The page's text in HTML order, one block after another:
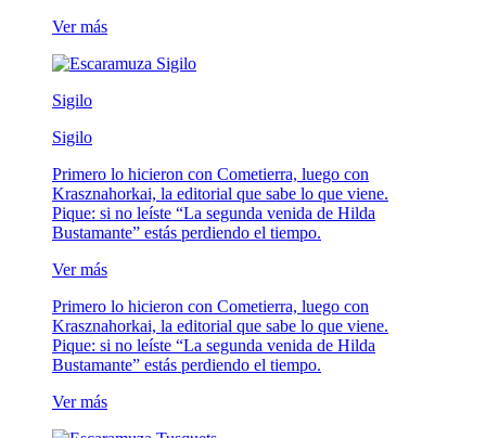
Ver más
Sigilo
Sigilo
Primero lo hicieron con Cometierra, luego con
Krasznahorkai, la editorial que sabe lo que viene.
Pique: si no leíste “La segunda venida de Hilda
Bustamante” estás perdiendo el tiempo.
Ver más
Primero lo hicieron con Cometierra, luego con
Krasznahorkai, la editorial que sabe lo que viene.
Pique: si no leíste “La segunda venida de Hilda
Bustamante” estás perdiendo el tiempo.
Ver más